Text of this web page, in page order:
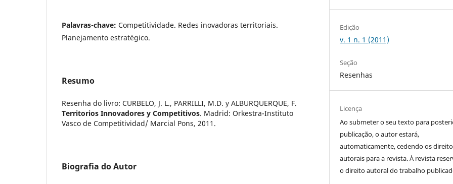
Palavras-chave: Competitividade. Redes inovadoras territoriais.
Planejamento estratégico.
Resumo
Resenha do livro: CURBELO, J. L., PARRILLI, M.D. y ALBURQUERQUE, F.
Territorios Innovadores y Competitivos. Madrid: Orkestra-Instituto
Vasco de Competitividad/ Marcial Pons, 2011.
Biografia do Autor
Edição
v. 1 n. 1 (2011)
Seção
Resenhas
Licença
Ao submeter o seu texto para
publicação, o autor estará,
automaticamente, cedendo os
autorais para a revista. À revista
o direito autoral do trabalho